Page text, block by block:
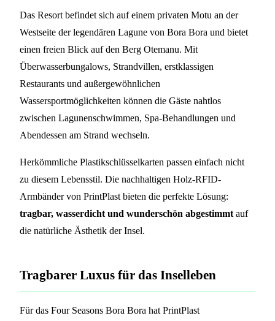
Das Resort befindet sich auf einem privaten Motu an der
Westseite der legendären Lagune von Bora Bora und bietet
einen freien Blick auf den Berg Otemanu. Mit
Überwasserbungalows, Strandvillen, erstklassigen
Restaurants und außergewöhnlichen
Wassersportmöglichkeiten können die Gäste nahtlos
zwischen Lagunenschwimmen, Spa-Behandlungen und
Abendessen am Strand wechseln.
Herkömmliche Plastikschlüsselkarten passen einfach nicht
zu diesem Lebensstil. Die nachhaltigen Holz-RFID-
Armbänder von PrintPlast bieten die perfekte Lösung:
tragbar, wasserdicht und wunderschön abgestimmt auf
die natürliche Ästhetik der Insel.
Tragbarer Luxus für das Inselleben
Für das Four Seasons Bora Bora hat PrintPlast